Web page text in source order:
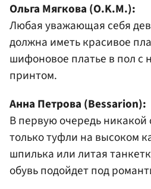
Ольга Мягкова (O.K.M.):
Любая уважающая себя
должна иметь красивое
шифоновое платье в пол
принтом.
Анна Петрова (Bessarion):
В первую очередь никакой
только туфли на высоком
шпилька или литая
обувь подойдет под